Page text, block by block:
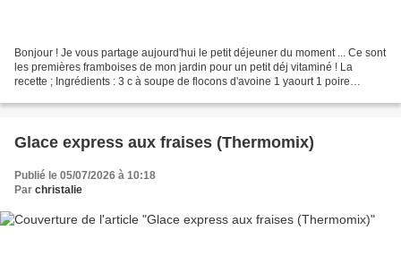
Bonjour ! Je vous partage aujourd'hui le petit déjeuner du moment ... Ce sont
les premières framboises de mon jardin pour un petit déj vitaminé ! La
recette ; Ingrédients : 3 c à soupe de flocons d'avoine 1 yaourt 1 poire
Glace express aux fraises (Thermomix)
Publié le 05/07/2026 à 10:18
Par christalie